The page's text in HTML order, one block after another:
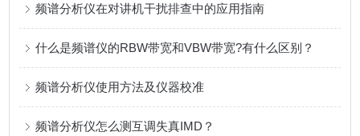
频谱分析仪在对讲机干扰排查中的应用指南
什么是频谱仪的RBW带宽和VBW带宽?有什么区别？
频谱分析仪使用方法及仪器校准
频谱分析仪怎么测互调失真IMD？